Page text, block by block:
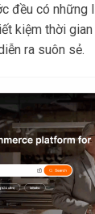
đều có những
kiệm thời
ra suôn sẻ.